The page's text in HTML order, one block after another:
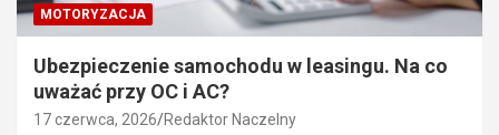
MOTORYZACJA
Ubezpieczenie samochodu w leasingu. Na co
uważać przy OC i AC?
17 czerwca, 2026 Redaktor Naczelny